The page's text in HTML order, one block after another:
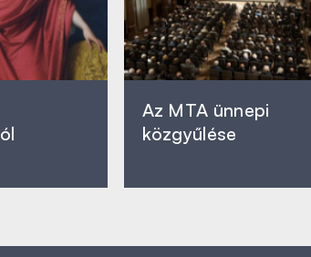
Az MTA ünnepi
közgyűlése